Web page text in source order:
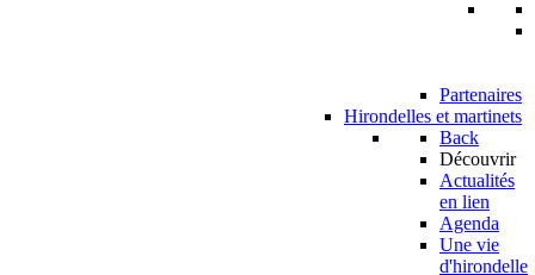
Partenaires
Hirondelles et martinets
Back
Découvrir
Actualités
en lien
Agenda
Une vie
d'hirondelle